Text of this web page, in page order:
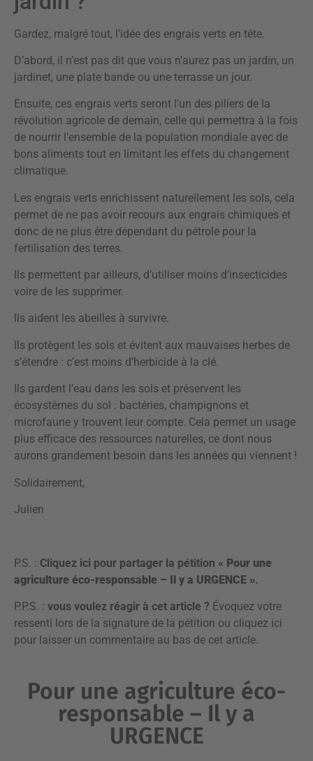
Gardez, malgré tout, l’idée des engrais verts en tête.
D’abord, il n’est pas dit que vous n’aurez pas un jardin, un
jardinet, une plate bande ou une terrasse un jour.
Ensuite, ces engrais verts seront l’un des piliers de la
révolution agricole de demain, celle qui permettra à la fois
de nourrir l’ensemble de la population mondiale avec de
bons aliments tout en limitant les effets du changement
climatique.
Les engrais verts enrichissent naturellement les sols, cela
permet de ne pas avoir recours aux engrais chimiques et
donc de ne plus être dépendant du pétrole pour la
fertilisation des terres.
Ils permettent par ailleurs, d’utiliser moins d’insecticides
voire de les supprimer.
Ils aident les abeilles à survivre.
Ils protègent les sols et évitent aux mauvaises herbes de
s’étendre : c’est moins d’herbicide à la clé.
Ils gardent l’eau dans les sols et préservent les
écosystèmes du sol : bactéries, champignons et
microfaune y trouvent leur compte. Cela permet un usage
plus efficace des ressources naturelles, ce dont nous
aurons grandement besoin dans les années qui viennent !
Solidairement,
Julien
P.S. : Cliquez ici pour partager la pétition « Pour une
agriculture éco-responsable – Il y a URGENCE ».
P.P.S. : vous voulez réagir à cet article ? Évoquez votre
ressenti lors de la signature de la pétition ou cliquez ici
pour laisser un commentaire au bas de cet article.
Pour une agriculture éco-
responsable – Il y a
URGENCE